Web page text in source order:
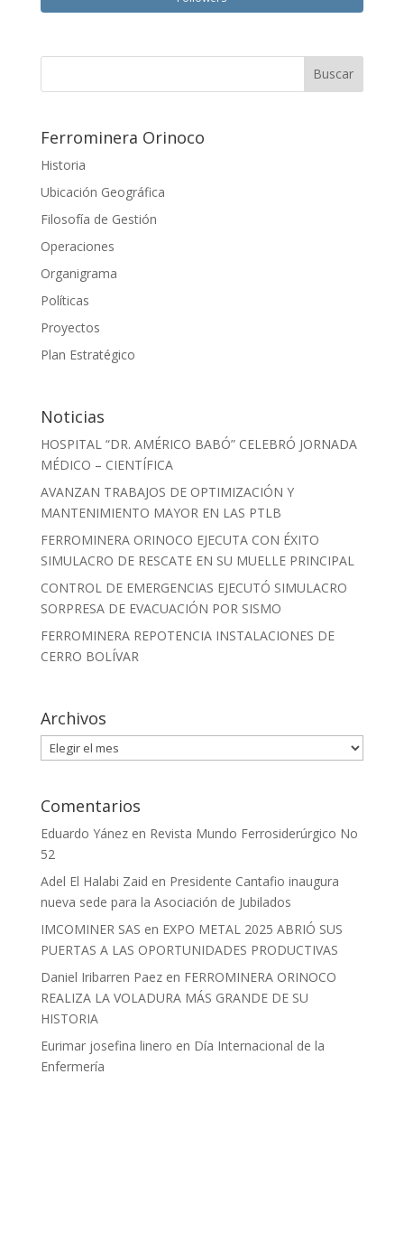
Ferrominera Orinoco
Historia
Ubicación Geográfica
Filosofía de Gestión
Operaciones
Organigrama
Políticas
Proyectos
Plan Estratégico
Noticias
HOSPITAL “DR. AMÉRICO BABÓ” CELEBRÓ JORNADA
MÉDICO – CIENTÍFICA
AVANZAN TRABAJOS DE OPTIMIZACIÓN Y
MANTENIMIENTO MAYOR EN LAS PTLB
FERROMINERA ORINOCO EJECUTA CON ÉXITO
SIMULACRO DE RESCATE EN SU MUELLE PRINCIPAL
CONTROL DE EMERGENCIAS EJECUTÓ SIMULACRO
SORPRESA DE EVACUACIÓN POR SISMO
FERROMINERA REPOTENCIA INSTALACIONES DE
CERRO BOLÍVAR
Archivos
Archivos
Comentarios
Eduardo Yánezen Revista Mundo Ferrosiderúrgico No
52
Adel El Halabi Zaid en Presidente Cantafio inaugura
nueva sede para la Asociación de Jubilados
IMCOMINER SAS en EXPO METAL 2025 ABRIÓ SUS
PUERTAS A LAS OPORTUNIDADES PRODUCTIVAS
Daniel Iribarren Paezen FERROMINERA ORINOCO
REALIZA LA VOLADURA MÁS GRANDE DE SU
HISTORIA
Eurimar josefina linero en Día Internacional de la
Enfermería